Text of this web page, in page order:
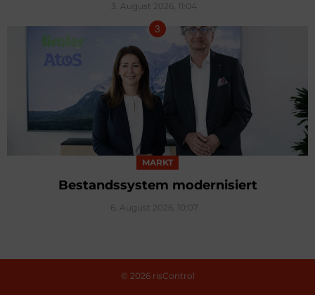
3. August 2026, 11:04
MARKT
Bestandssystem modernisiert
6. August 2026, 10:07
© 2026 risControl